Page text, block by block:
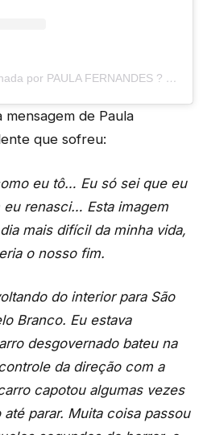
Uma publicação compartilhada por PAULA FERNANDES ? (@paulafernandes)
de Paula
que sofreu:
eu tô… Eu só sei que eu
renasci… Esta imagem
mais difícil da minha vida,
o nosso fim.
do interior para São
Branco. Eu estava
desgovernado bateu na
da direção com a
capotou algumas vezes
parar. Muita coisa passou